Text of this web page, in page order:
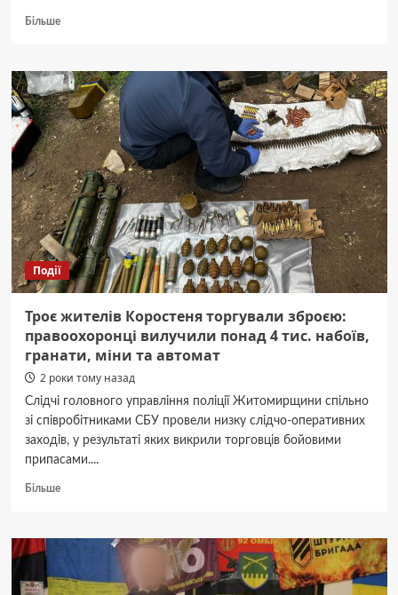
БільшеДокладніше
через
дівчину:
на
Житомирщині
вчитель
вбив
колишнього
17-
річного
учня
Події
Троє жителів Коростеня торгували зброєю:
правоохоронці вилучили понад 4 тис. набоїв,
гранати, міни та автомат
2 роки тому назад
Слідчі головного управління поліції Житомирщини спільно
зі співробітниками СБУ провели низку слідчо-оперативних
заходів, у результаті яких викрили торговців бойовими
припасами....
БільшеДокладніше
жителів
зброєю: